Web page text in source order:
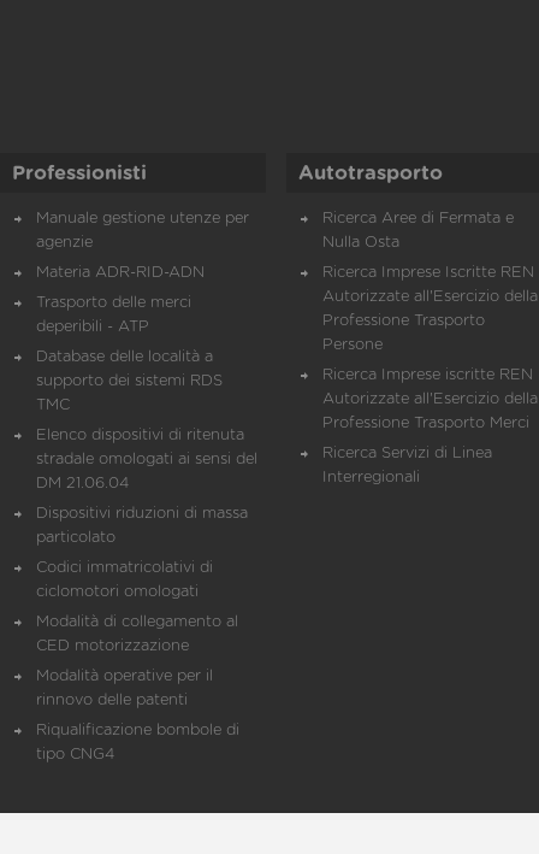
Professionisti
Manuale gestione utenze per
agenzie
Materia ADR-RID-ADN
Trasporto delle merci
deperibili - ATP
Database delle località a
supporto dei sistemi RDS
TMC
Elenco dispositivi di ritenuta
stradale omologati ai sensi del
DM 21.06.04
Dispositivi riduzioni di massa
particolato
Codici immatricolativi di
ciclomotori omologati
Modalità di collegamento al
CED motorizzazione
Modalità operative per il
rinnovo delle patenti
Riqualificazione bombole di
tipo CNG4
Autotrasporto
Ricerca Aree di Fermata e
Nulla Osta
Ricerca Imprese Iscritte REN
Autorizzate all'Esercizio della
Professione Trasporto
Persone
Ricerca Imprese iscritte REN
Autorizzate all'Esercizio della
Professione Trasporto Merci
Ricerca Servizi di Linea
Interregionali